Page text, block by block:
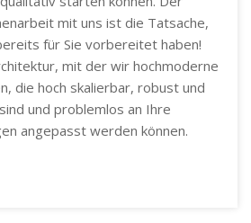
mit uns ist die Tatsache,
für Sie vorbereitet haben!
mit der wir hochmoderne
die hoch skalierbar, robust und
und problemlos an Ihre
angepasst werden können.